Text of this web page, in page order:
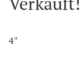
4″